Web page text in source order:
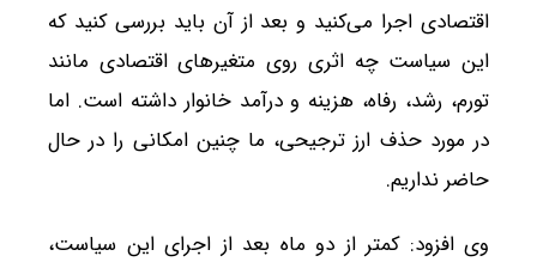
اقتصادی اجرا می‌کنید و بعد از آن باید بررسی کنید که
این سیاست چه اثری روی متغیرهای اقتصادی مانند
تورم، رشد، رفاه، هزینه و درآمد خانوار داشته است. اما
در مورد حذف ارز ترجیحی، ما چنین امکانی را در حال
حاضر نداریم.
وی افزود: کمتر از دو ماه بعد از اجرای این سیاست،